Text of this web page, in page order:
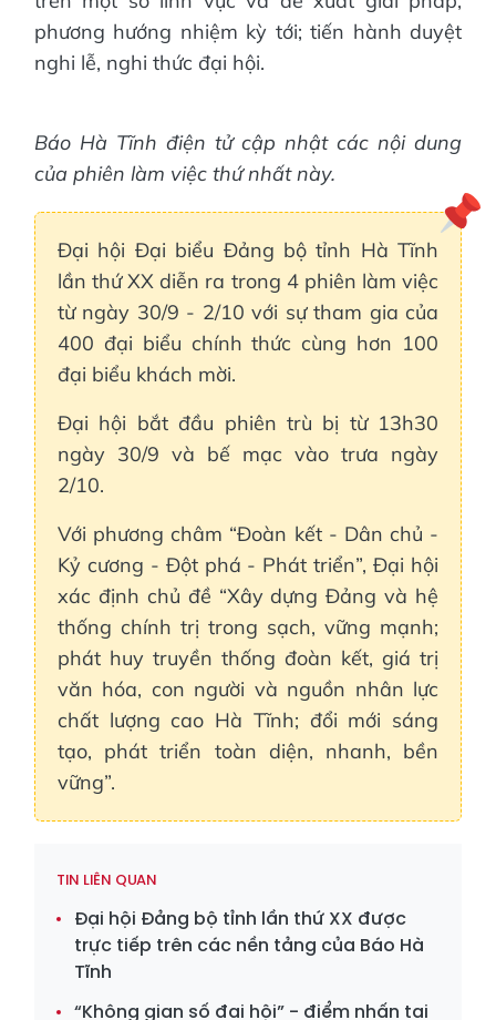
phương hướng nhiệm kỳ tới; tiến hành duyệt
nghi lễ, nghi thức đại hội.
Báo Hà Tĩnh điện tử cập nhật các nội dung
của phiên làm việc thứ nhất này.
Đại hội Đại biểu Đảng bộ tỉnh Hà Tĩnh
lần thứ XX diễn ra trong 4 phiên làm việc
từ ngày 30/9 - 2/10 với sự tham gia của
400 đại biểu chính thức cùng hơn 100
đại biểu khách mời.
Đại hội bắt đầu phiên trù bị từ 13h30
ngày 30/9 và bế mạc vào trưa ngày
2/10.
Với phương châm “Đoàn kết - Dân chủ -
Kỷ cương - Đột phá - Phát triển”, Đại hội
xác định chủ đề “Xây dựng Đảng và hệ
thống chính trị trong sạch, vững mạnh;
phát huy truyền thống đoàn kết, giá trị
văn hóa, con người và nguồn nhân lực
chất lượng cao Hà Tĩnh; đổi mới sáng
tạo, phát triển toàn diện, nhanh, bền
vững”.
TIN LIÊN QUAN
Đại hội Đảng bộ tỉnh lần thứ XX được
trực tiếp trên các nền tảng của Báo Hà
Tĩnh
“Không gian số đại hội” - điểm nhấn tại